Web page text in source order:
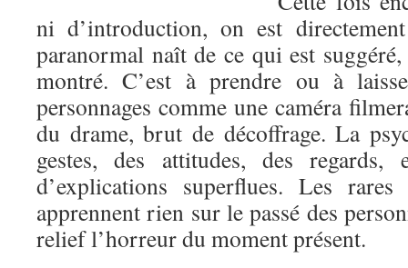
ni d’introduction, on est
paranormal naît de ce qui est
montré. C’est à prendre ou à
personnages comme une caméra
du drame, brut de décoffrage. La
gestes, des attitudes, des
d’explications superflues. Les
apprennent rien sur le passé des
relief l’horreur du moment présent.